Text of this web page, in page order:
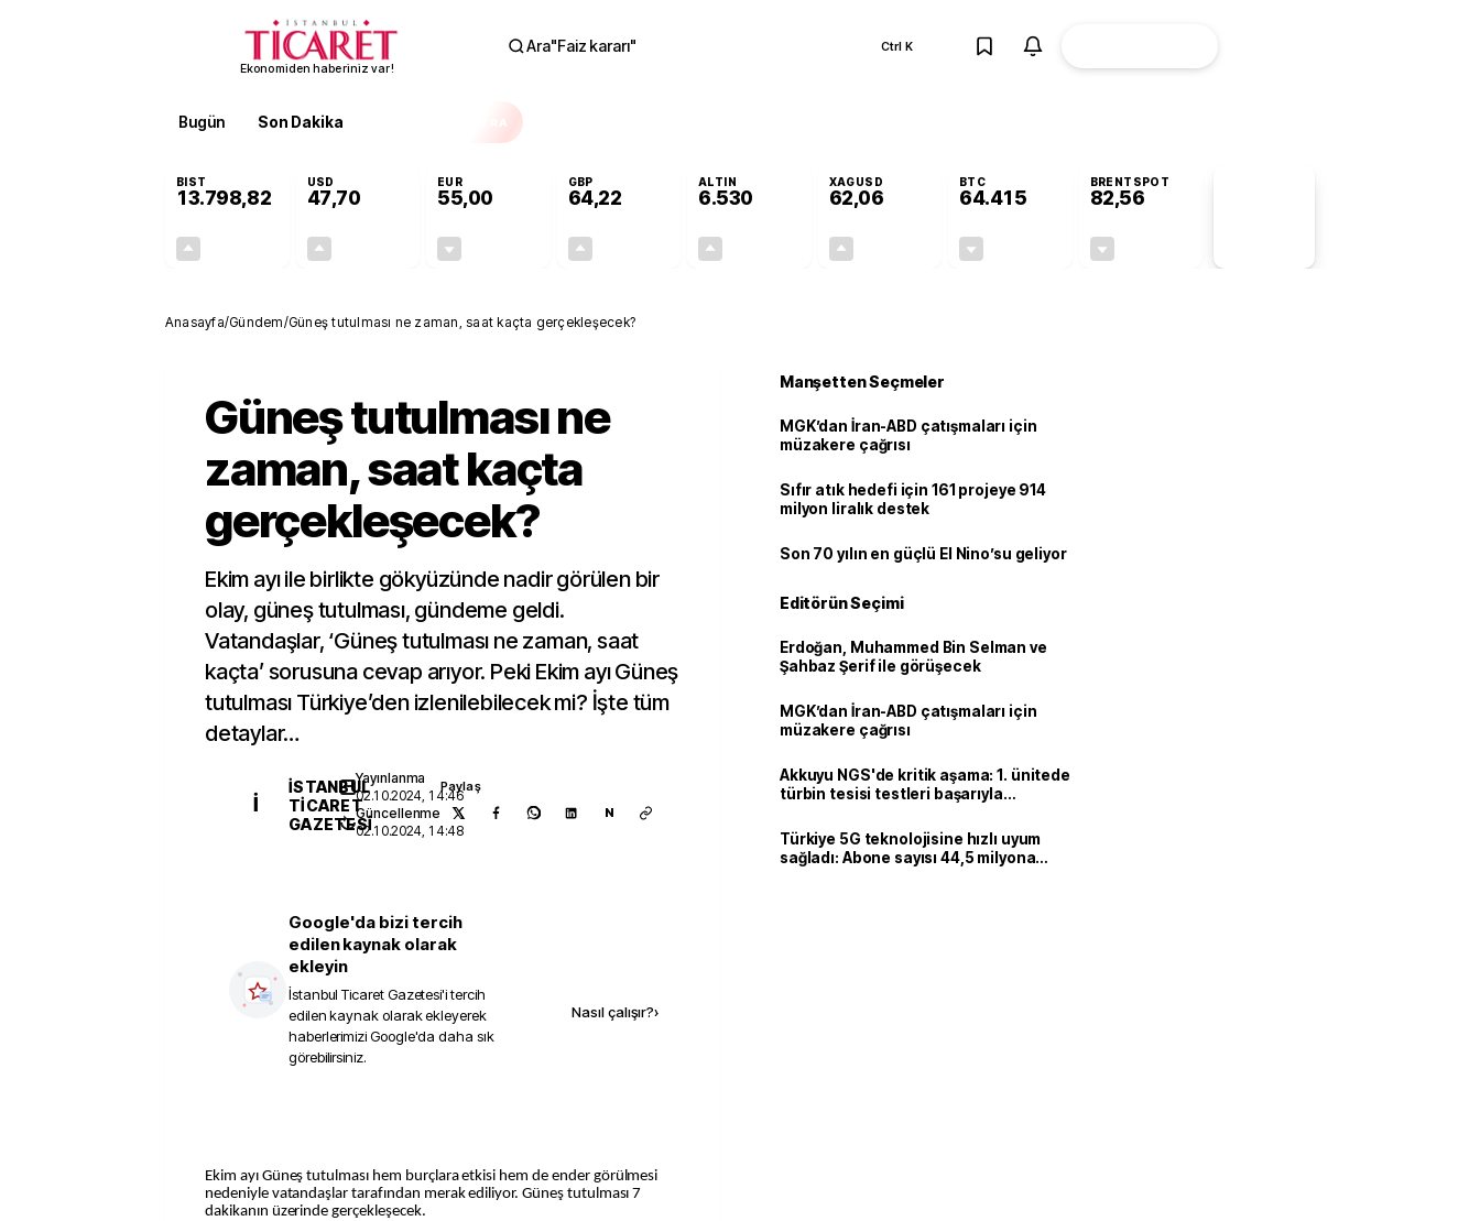
Ekonomiden haberiniz var!
Ara"Faiz kararı" Ctrl K
Bugün Son Dakika
BIST
13.798,82
USD
47,70
EUR
55,00
GBP
64,22
ALTIN
6.530
XAGUSD
62,06
BTC
64.415
BRENTSPOT
82,56
Anasayfa/Gündem/Güneş tutulması ne zaman, saat kaçta gerçekleşecek?
Güneş tutulması ne
zaman, saat kaçta
gerçekleşecek?
Ekim ayı ile birlikte gökyüzünde nadir görülen bir
olay, güneş tutulması, gündeme geldi.
Vatandaşlar, ‘Güneş tutulması ne zaman, saat
kaçta’ sorusuna cevap arıyor. Peki Ekim ayı Güneş
tutulması Türkiye’den izlenilebilecek mi? İşte tüm
detaylar…
İ
İSTANBUL
TICARET
GAZETESI
Yayınlanma
02.10.2024, 14:46
Güncellenme
02.10.2024, 14:48
Paylaş
N
Google'da bizi tercih
edilen kaynak olarak
ekleyin
İstanbul Ticaret Gazetesi'i tercih
edilen kaynak olarak ekleyerek
haberlerimizi Google'da daha sık
görebilirsiniz.
Nasıl çalışır?›
Ekim ayı Güneş tutulması hem burçlara etkisi hem de ender görülmesi
nedeniyle vatandaşlar tarafından merak ediliyor. Güneş tutulması 7
dakikanın üzerinde gerçekleşecek.
Manşetten Seçmeler
MGK’dan İran-ABD çatışmaları için
müzakere çağrısı
Sıfır atık hedefi için 161 projeye 914
milyon liralık destek
Son 70 yılın en güçlü El Nino’su geliyor
Editörün Seçimi
Erdoğan, Muhammed Bin Selman ve
Şahbaz Şerif ile görüşecek
MGK’dan İran-ABD çatışmaları için
müzakere çağrısı
Akkuyu NGS'de kritik aşama: 1. ünitede
türbin tesisi testleri başarıyla
Türkiye 5G teknolojisine hızlı uyum
sağladı: Abone sayısı 44,5 milyona